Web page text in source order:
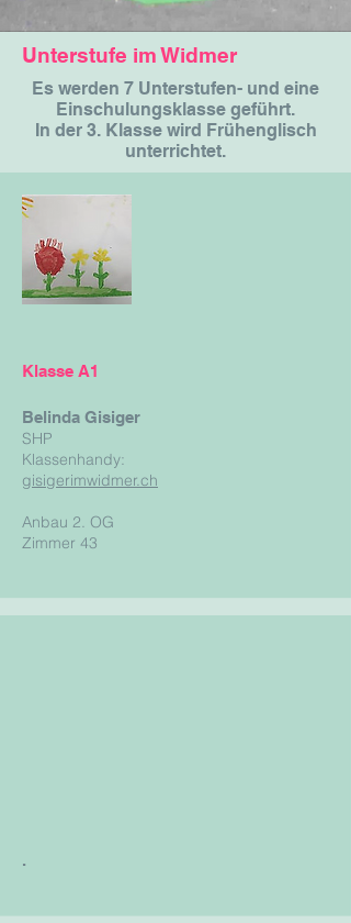
Unterstufe im Widmer
Es werden 7 Unterstufen- und eine
Einschulungsklasse geführt.
In der 3. Klasse wird Frühenglisch
unterrichtet.
Klasse A1
Belinda Gisiger
SHP
Klassenhandy:
gisigerimwidmer.ch
Anbau 2. OG
Zimmer 43
.